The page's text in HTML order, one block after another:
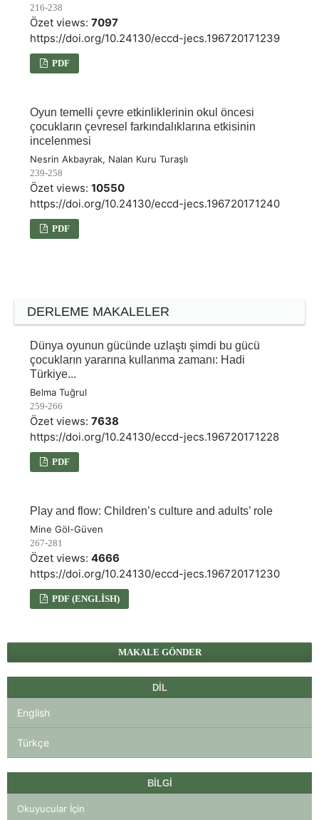
216-238
Özet views: 7097
https://doi.org/10.24130/eccd-jecs.196720171239
PDF
Oyun temelli çevre etkinliklerinin okul öncesi
çocukların çevresel farkındalıklarına etkisinin
incelenmesi
Nesrin Akbayrak, Nalan Kuru Turaşlı
239-258
Özet views: 10550
https://doi.org/10.24130/eccd-jecs.196720171240
PDF
DERLEME MAKALELER
Dünya oyunun gücünde uzlaştı şimdi bu gücü
çocukların yararına kullanma zamanı: Hadi
Türkiye...
Belma Tuğrul
259-266
Özet views: 7638
https://doi.org/10.24130/eccd-jecs.196720171228
PDF
Play and flow: Children’s culture and adults’ role
Mine Göl-Güven
267-281
Özet views: 4666
https://doi.org/10.24130/eccd-jecs.196720171230
PDF (ENGLISH)
MAKALE GÖNDER
DIL
English
Türkçe
BILGI
Okuyucular İçin